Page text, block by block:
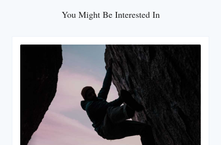
You Might Be Interested In